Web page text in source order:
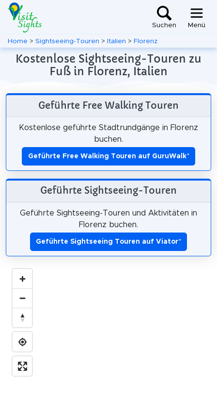
Suchen Menü
Home > Sightseeing-Touren > Italien > Florenz
Kostenlose Sightseeing-Touren zu
Fuß in Florenz, Italien
Geführte Free Walking Touren
Kostenlose geführte Stadtrundgänge in Florenz
buchen.
Geführte Free Walking Touren auf GuruWalk*
Geführte Sightseeing-Touren
Geführte Sightseeing-Touren und Aktivitäten in
Florenz buchen.
Geführte Sightseeing Touren auf Viator*